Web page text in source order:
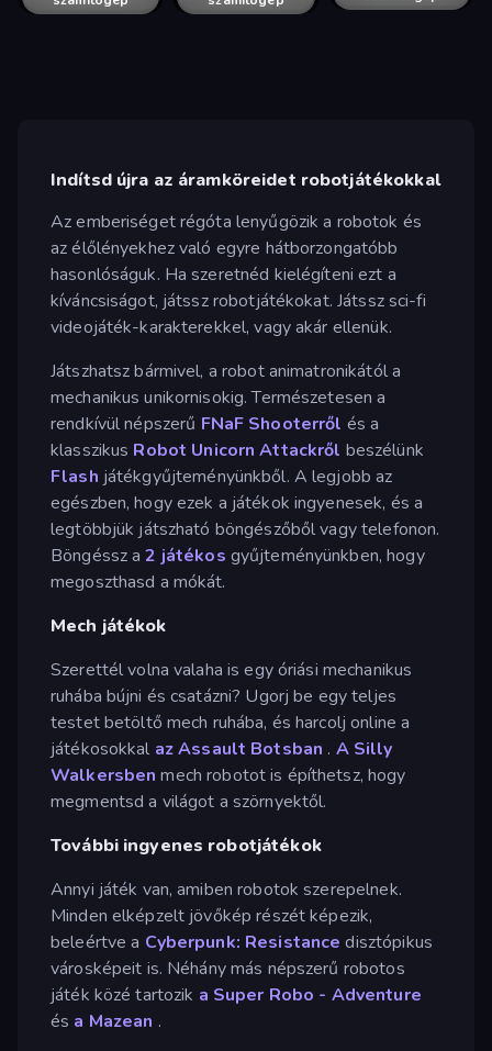
Indítsd újra az áramköreidet robotjátékokkal
Az emberiséget régóta lenyűgözik a robotok és
az élőlényekhez való egyre hátborzongatóbb
hasonlóságuk. Ha szeretnéd kielégíteni ezt a
kíváncsiságot, játssz robotjátékokat. Játssz sci-fi
videojáték-karakterekkel, vagy akár ellenük.
Játszhatsz bármivel, a robot animatronikától a
mechanikus unikornisokig. Természetesen a
rendkívül népszerű FNaF Shooterről és a
klasszikus Robot Unicorn Attackről beszélünk
Flash játékgyűjteményünkből. A legjobb az
egészben, hogy ezek a játékok ingyenesek, és a
legtöbbjük játszható böngészőből vagy telefonon.
Böngéssz a2 játékos gyűjteményünkben, hogy
megoszthasd a mókát.
Mech játékok
Szerettél volna valaha is egy óriási mechanikus
ruhába bújni és csatázni? Ugorj be egy teljes
testet betöltő mech ruhába, és harcolj online a
játékosokkal az Assault Botsban . A Silly
Walkersben mech robotot is építhetsz, hogy
megmentsd a világot a szörnyektől.
További ingyenes robotjátékok
Annyi játék van, amiben robotok szerepelnek.
Minden elképzelt jövőkép részét képezik,
beleértve a Cyberpunk: Resistance disztópikus
városképeit is. Néhány más népszerű robotos
játék közé tartozik a Super Robo - Adventure
és a Mazean .